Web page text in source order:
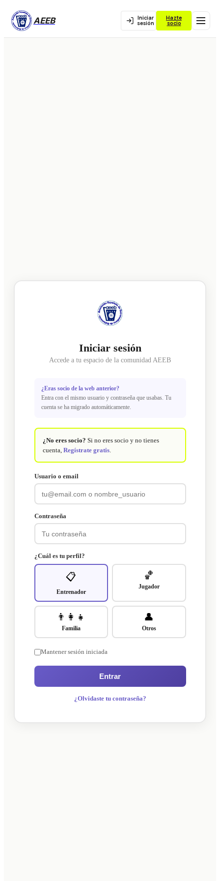
AEEB Iniciar
sesión
Hazte
socio
Iniciar sesión
Accede a tu espacio de la comunidad AEEB
¿Eras socio de la web anterior?
Entra con el mismo usuario y contraseña que usabas. Tu
cuenta se ha migrado automáticamente.
¿No eres socio? Si no eres socio y no tienes
cuenta, Regístrate gratis
Usuario o email
Contraseña
¿Cuál es tu perfil?
📋
Entrenador
🏀
Jugador
👨‍👩‍👧
Familia
👤
Otros
Mantener sesión iniciada
Entrar
¿Olvidaste tu contraseña?